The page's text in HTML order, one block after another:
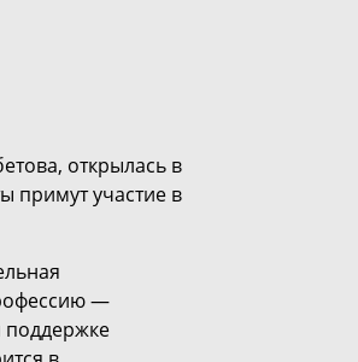
открылась в
примут участие в
—
поддержке